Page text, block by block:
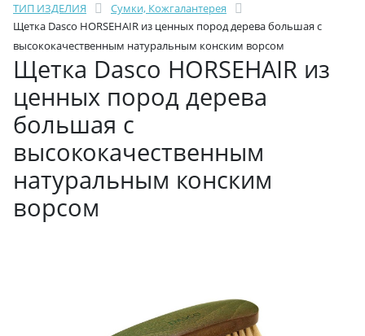
ТИП ИЗДЕЛИЯ
Сумки, Кожгалантерея
Щетка Dasco HORSEHAIR из ценных пород дерева большая с
высококачественным натуральным конским ворсом
Щетка Dasco HORSEHAIR из
ценных пород дерева
большая с
высококачественным
натуральным конским
ворсом